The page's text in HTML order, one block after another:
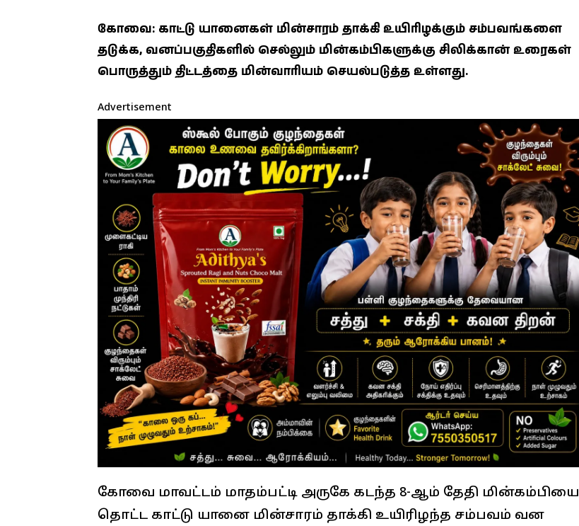
கோவை: காட்டு யானைகள் மின்சாரம் தாக்கி உயிரிழக்கும் சம்பவங்களை
தடுக்க, வனப்பகுதிகளில் செல்லும் மின்கம்பிகளுக்கு சிலிக்கான் உரைகள்
பொருத்தும் திட்டத்தை மின்வாரியம் செயல்படுத்த உள்ளது.
Advertisement
கோவை மாவட்டம் மாதம்பட்டி அருகே கடந்த 8-ஆம் தேதி மின்கம்பியை
தொட்ட காட்டு யானை மின்சாரம் தாக்கி உயிரிழந்த சம்பவம் வன